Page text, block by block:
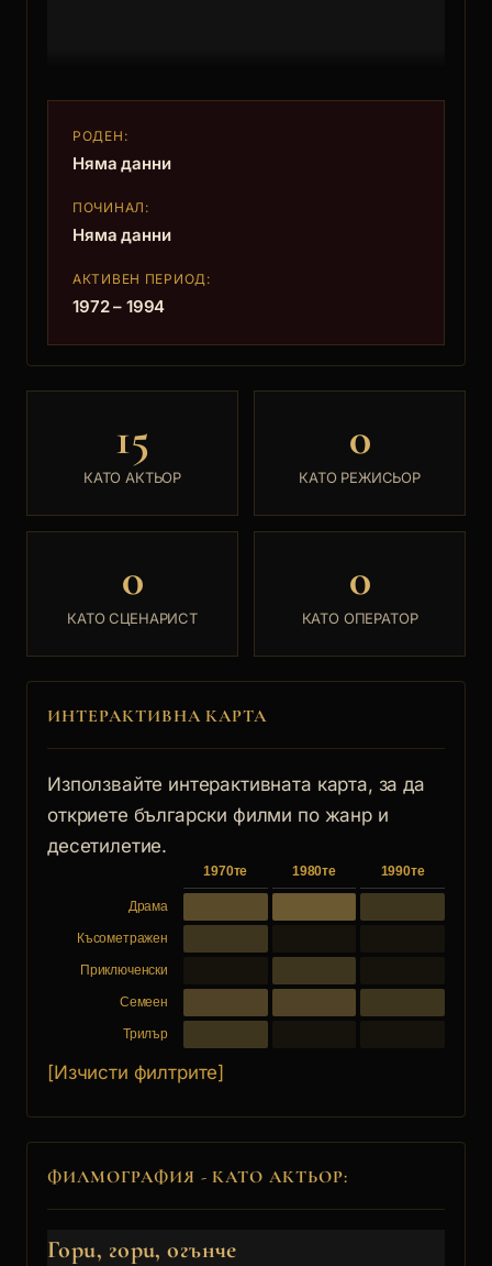
РОДЕН:
Няма данни
ПОЧИНАЛ:
Няма данни
АКТИВЕН ПЕРИОД:
1972 – 1994
15
КАТО АКТЬОР
0
КАТО РЕЖИСЬОР
0
КАТО СЦЕНАРИСТ
0
КАТО ОПЕРАТОР
ИНТЕРАКТИВНА КАРТА
Използвайте интерактивната карта, за да
откриете български филми по жанр и
десетилетие.
1970те 1980те 1990те
Драма
Късометражен
Приключенски
Семеен
Трилър
[Изчисти филтрите]
ФИЛМОГРАФИЯ - КАТО АКТЬОР:
Гори, гори, огънче